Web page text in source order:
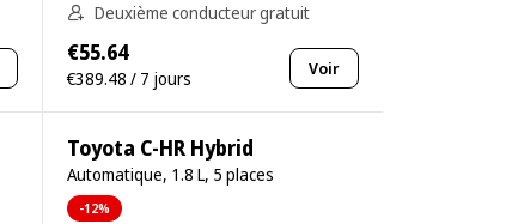
Deuxième conducteur gratuit
€55.64
€389.48 / 7 jours Voir
Toyota C-HR Hybrid
Automatique, 1.8 L, 5 places
-12%